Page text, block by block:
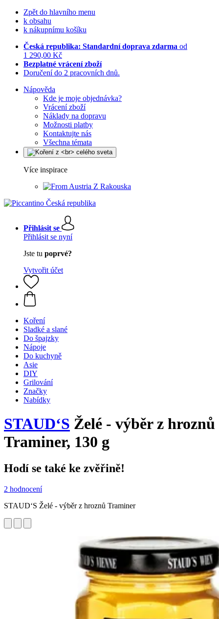
Zpět do hlavního menu
k obsahu
k nákupnímu košíku
Česká republika: Standardní doprava zdarma od
1 290,00 Kč
Bezplatné vrácení zboží
Doručení do 2 pracovních dnů.
Nápověda
Kde je moje objednávka?
Vrácení zboží
Náklady na dopravu
Možnosti platby
Kontaktujte nás
Všechna témata
Více inspirace
Z Rakouska
Přihlásit se
Přihlásit se nyní
Jste tu poprvé?
Vytvořit účet
Koření
Sladké a slané
Do špajzky
Nápoje
Do kuchyně
Asie
DIY
Grilování
Značky
Nabídky
STAUD‘S Želé - výběr z hroznů
Traminer, 130 g
Hodí se také ke zvěřině!
2 hodnocení
STAUD‘S Želé - výběr z hroznů Traminer